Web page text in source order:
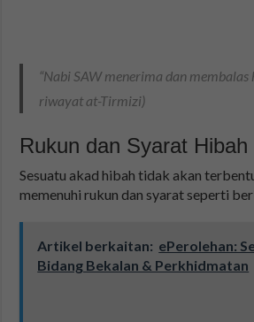
“Nabi SAW menerima dan membalas
riwayat at-Tirmizi)
Rukun dan Syarat Hibah
Sesuatu akad hibah tidak akan
memenuhi rukun dan syarat seperti
Artikel berkaitan: ePerolehan:
Bidang Bekalan & Perkhidmatan